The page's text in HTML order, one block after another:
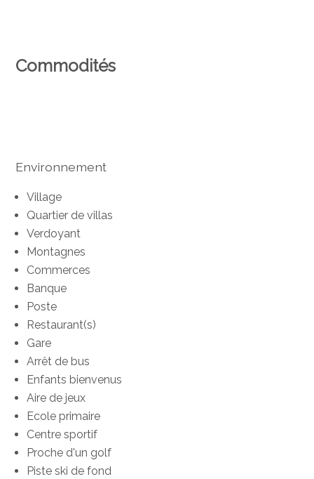
Commodités
Environnement
Village
Quartier de villas
Verdoyant
Montagnes
Commerces
Banque
Poste
Restaurant(s)
Gare
Arrêt de bus
Enfants bienvenus
Aire de jeux
Ecole primaire
Centre sportif
Proche d'un golf
Piste ski de fond